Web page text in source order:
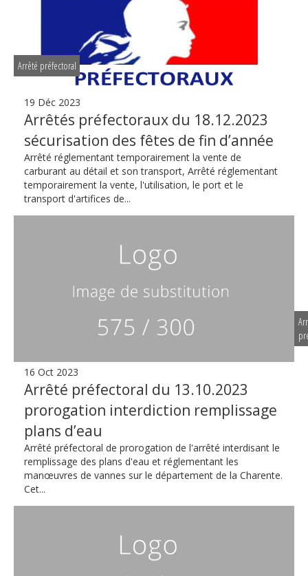
Arrêté préfectoral
19 Déc 2023
Arrêtés préfectoraux du 18.12.2023
sécurisation des fêtes de fin d’année
Arrêté réglementant temporairement la vente de
carburant au détail et son transport, Arrêté réglementant
temporairement la vente, l'utilisation, le port et le
transport d'artifices de...
16 Oct 2023
Arrêté préfectoral du 13.10.2023
prorogation interdiction remplissage
plans d’eau
Arrêté préfectoral de prorogation de l'arrêté interdisant le
remplissage des plans d'eau et réglementant les
manœuvres de vannes sur le département de la Charente.
Cet...